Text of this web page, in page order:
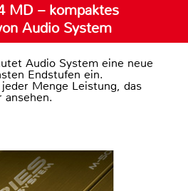
MD – kompaktes
Audio System
Audio System eine neue
Endstufen ein.
Menge Leistung, das